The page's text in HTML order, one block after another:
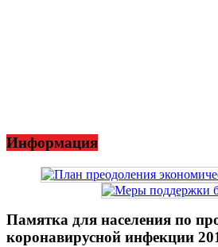
Информация
Памятка для населения по
коронавирусной инфекции